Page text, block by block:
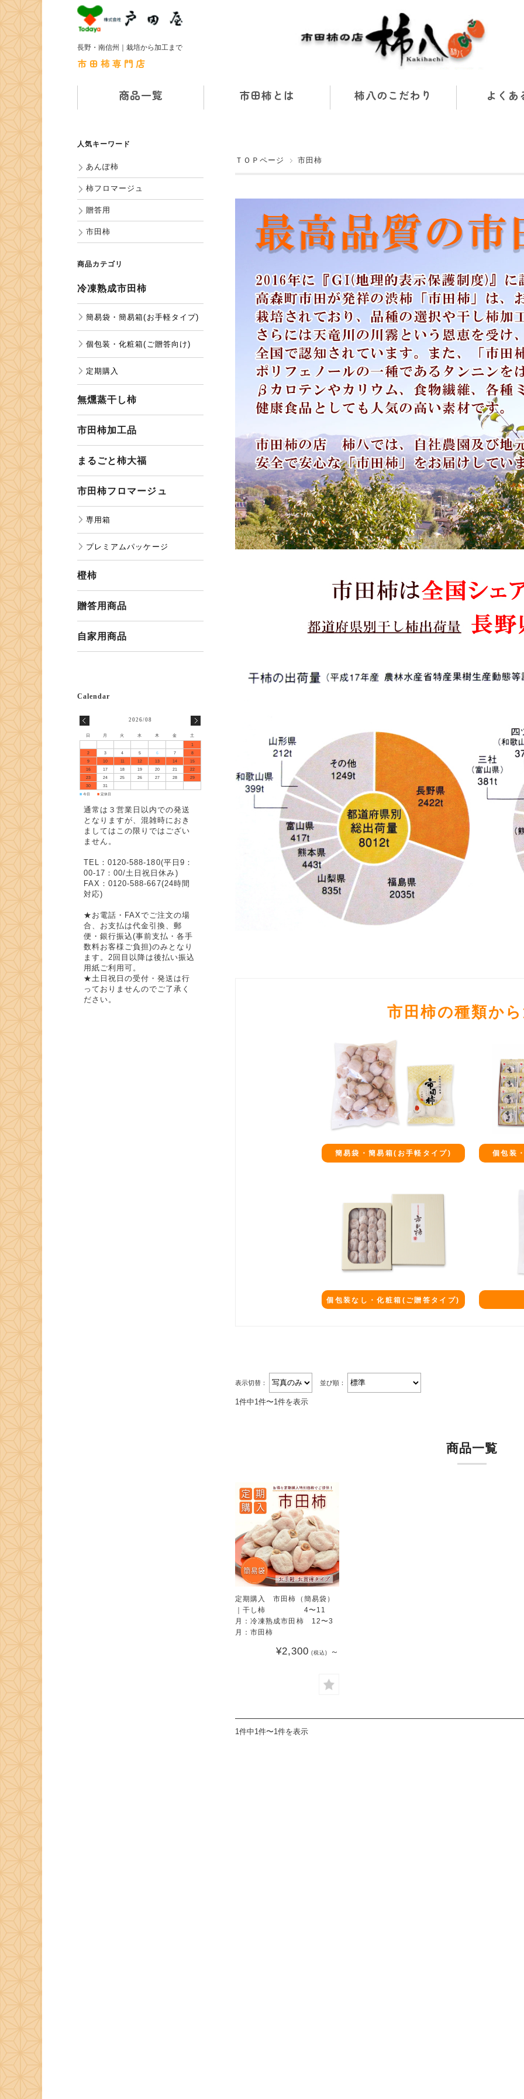
長野・南信州｜栽培から加工まで
市田柿専門店
商品一覧 市田柿とは 柿八のこだわり よくあ
ＴＯＰページ 市田柿
市田柿の種類か
簡易袋・簡易箱(お手軽タイプ) 個包装
個包装なし・化粧箱(ご贈答タイプ)
表示切替： 並び順：
1件中1件〜1件を表示
商品一覧
定期購入 市田柿（簡易袋）
｜干し柿 4〜11
月：冷凍熟成市田柿 12〜3
月：市田柿
¥2,300 (税込) ～
1件中1件〜1件を表示
人気キーワード
あんぽ柿
柿フロマージュ
贈答用
市田柿
商品カテゴリ
冷凍熟成市田柿
簡易袋・簡易箱(お手軽タイプ)
個包装・化粧箱(ご贈答向け)
定期購入
無燻蒸干し柿
市田柿加工品
まるごと柿大福
市田柿フロマージュ
専用箱
プレミアムパッケージ
橙柿
贈答用商品
自家用商品
2026/08
日 月 火 水 木 金 土
1
2
3 4 5 6 7
8
9
10 11 12 13 14
15
16
17 18 19 20 21
22
23
24 25 26 27 28
29
30
31
■ 今日 ■ 定休日
通常は３営業日以内での発送
となりますが、混雑時におき
ましてはこの限りではござい
ません。
TEL：0120-588-180(平日9：
00-17：00/土日祝日休み)
FAX：0120-588-667(24時間
対応)
★お電話・FAXでご注文の場
合、お支払は代金引換、郵
便・銀行振込(事前支払・各手
数料お客様ご負担)のみとなり
ます。2回目以降は後払い振込
用紙ご利用可。
★土日祝日の受付・発送は行
っておりませんのでご了承く
ださい。